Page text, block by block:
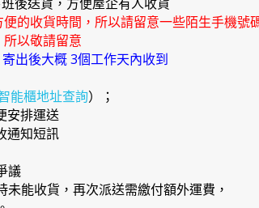
的收貨時間，所以請留意一些陌生手機號
以敬請留意
出後大概 3個工作天內收到
能櫃地址查詢）；
安排運送
通知短訊
議
能收貨，再次派送需繳付額外運費，